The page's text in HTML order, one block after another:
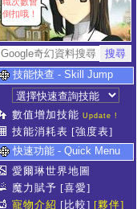
倒扣哦！
技能快查 - Skill Jump
數值增加技能 Update !
技能消耗表 [強度表]
快速功能 - Quick Menu
愛爾琳世界地圖
魔力賦予 [喜愛]
寵物介紹 [比較] [夥伴]